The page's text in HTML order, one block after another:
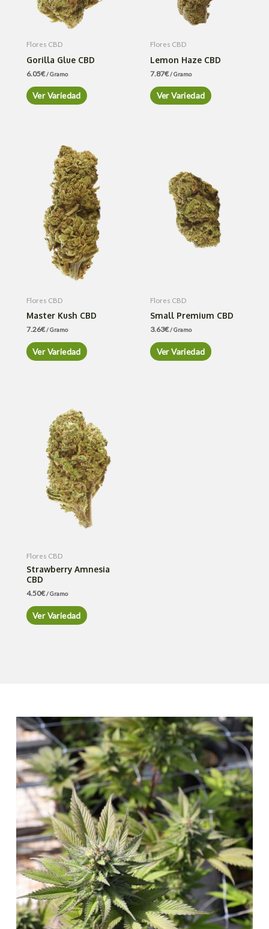
Flores CBD
Gorilla Glue CBD
6.05€/ Gramo
Ver Variedad
Flores CBD
Lemon Haze CBD
7.87€/ Gramo
Ver Variedad
Flores CBD
Master Kush CBD
7.26€/ Gramo
Ver Variedad
Flores CBD
Small Premium CBD
3.63€/ Gramo
Ver Variedad
Flores CBD
Strawberry Amnesia
CBD
4.50€/ Gramo
Ver Variedad